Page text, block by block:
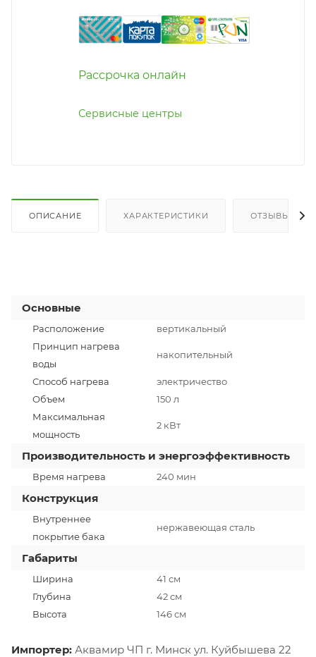
Рассрочка онлайн
Сервисные центры
ОПИСАНИЕ ХАРАКТЕРИСТИКИ ОТЗЫВЫ
Основные
Расположение
вертикальный
Принцип нагрева
воды
накопительный
Способ нагрева
электричество
Объем
150 л
Максимальная
мощность
2 кВт
Производительность и энергоэффективность
Время нагрева 240 мин
Конструкция
Внутреннее
покрытие бака
нержавеющая сталь
Габариты
Ширина
41 см
Глубина
42 см
Высота
146 см
Импортер: Аквамир ЧП г. Минск ул. Куйбышева 22